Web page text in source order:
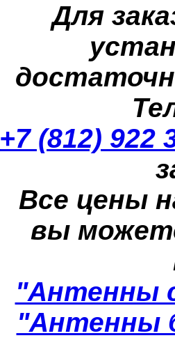
Для
+7 (812) 922
Все цены
вы
"Антенны
"Антенны